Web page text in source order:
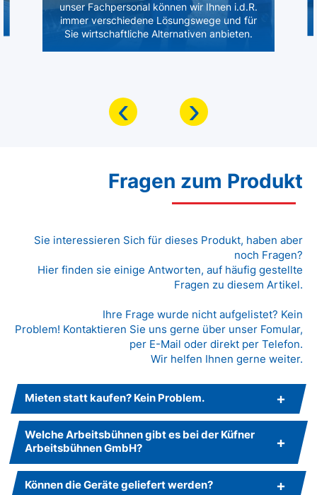
unser Fachpersonal können wir Ihnen i.d.R.
immer verschiedene Lösungswege und für
Sie wirtschaftliche Alternativen anbieten.
‹ ›
Fragen zum Produkt
Sie interessieren Sich für dieses Produkt, haben aber
noch Fragen?
Hier finden sie einige Antworten, auf häufig gestellte
Fragen zu diesem Artikel.
Ihre Frage wurde nicht aufgelistet? Kein
Problem! Kontaktieren Sie uns gerne über unser Fomular,
per E-Mail oder direkt per Telefon.
Wir helfen Ihnen gerne weiter.
Mieten statt kaufen? Kein Problem.
Welche Arbeitsbühnen gibt es bei der Küfner
Arbeitsbühnen GmbH?
Können die Geräte geliefert werden?